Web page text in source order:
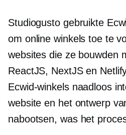
Studiogusto gebruikte
om online winkels toe te
websites die ze bouwden
ReactJS, NextJS en
Ecwid-winkels naadloos
website en het ontwerp
nabootsen, was het